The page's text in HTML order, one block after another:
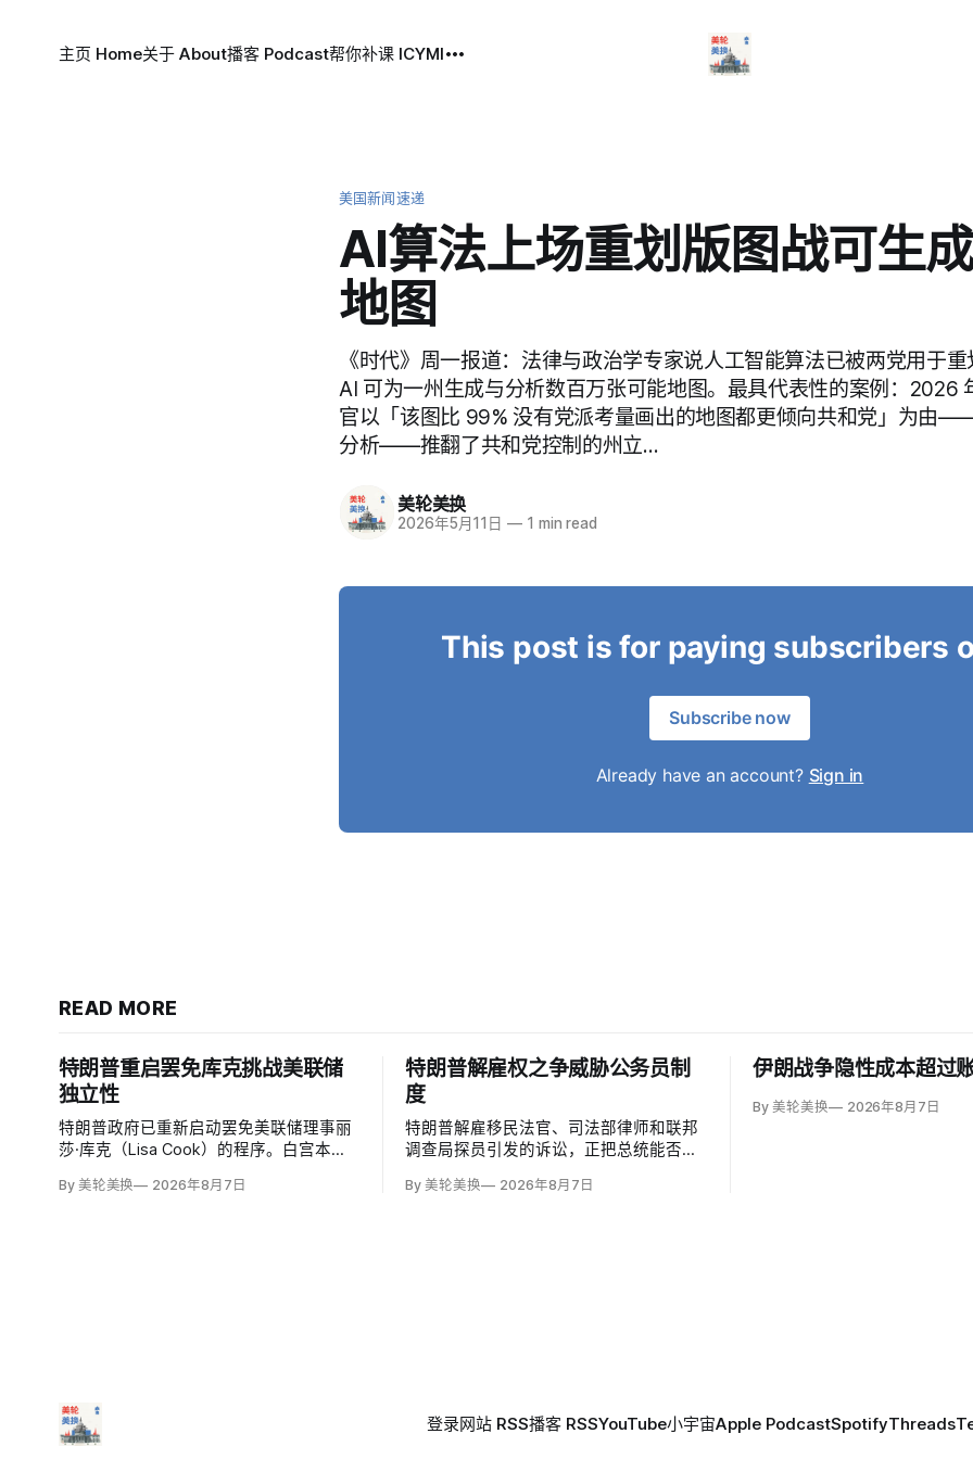
主页 Home关于 About播客 Podcast帮你补课 ICYMI
美国新闻速递
AI算法上场重划版图战可生
地图
《时代》周一报道：法律与政治学专家说人工智能算法已被两党用于
AI 可为一州生成与分析数百万张可能地图。最具代表性的案例：2026
官以「该图比 99% 没有党派考量画出的地图都更倾向共和党」为由
分析——推翻了共和党控制的州立…
美轮美换
2026年5月11日 — 1 min read
This post is for paying subscribers
Subscribe now
Already have an account? Sign in
READ MORE
特朗普重启罢免库克挑战美联储
独立性
特朗普政府已重新启动罢免美联储理事丽
莎·库克（Lisa Cook）的程序。白宫本周
贷欺诈指控和「重大过失」为由将她免
By 美轮美换 2026年8月7日
特朗普解雇权之争威胁公务员制
度
特朗普解雇移民法官、司法部律师和联邦
调查局探员引发的诉讼，正把总统能否绕
开除联邦雇员的问题推向最高法院。联邦
By 美轮美换 2026年8月7日
伊朗战争隐性成本超过
By 美轮美换 2026年8月7日
登录网站 RSS播客 RSSYouTube小宇宙Apple PodcastSpotifyThreads